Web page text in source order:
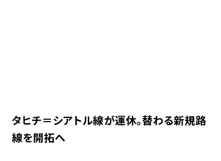
タヒチ＝シアトル線が運休。替わる新規路
線を開拓へ